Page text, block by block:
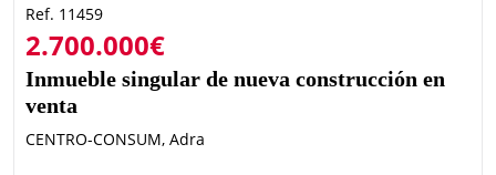
Ref. 11459
2.700.000€
Inmueble singular de nueva construcción en
venta
CENTRO-CONSUM, Adra